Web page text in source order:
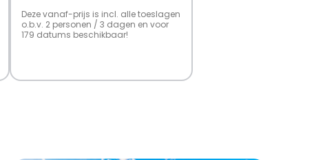
Deze vanaf-prijs is incl. alle toeslagen
o.b.v. 2 personen / 3 dagen en voor
179 datums beschikbaar!